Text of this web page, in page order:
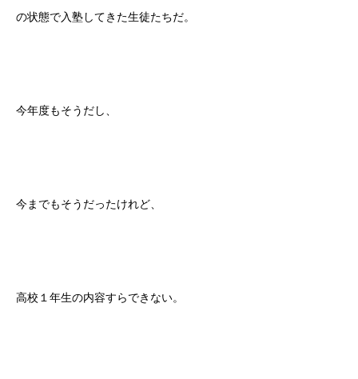
の状態で入塾してきた生徒たちだ。
今年度もそうだし、
今までもそうだったけれど、
高校１年生の内容すらできない。